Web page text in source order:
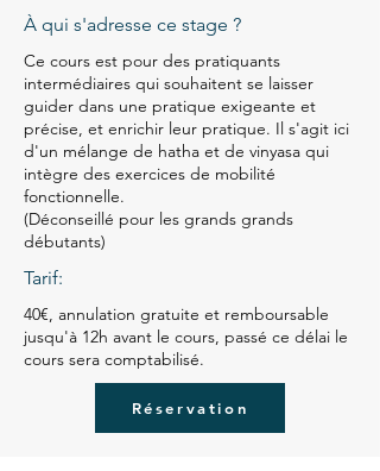
À qui s'adresse ce stage ?
Ce cours est pour des pratiquants
intermédiaires qui souhaitent se laisser
guider dans une pratique exigeante et
précise, et enrichir leur pratique. Il s'agit ici
d'un mélange de hatha et de vinyasa qui
intègre des exercices de mobilité
fonctionnelle.
(Déconseillé pour les grands grands
débutants)
Tarif:
40€, annulation gratuite et remboursable
jusqu'à 12h avant le cours, passé ce délai le
cours sera comptabilisé.
Réservation